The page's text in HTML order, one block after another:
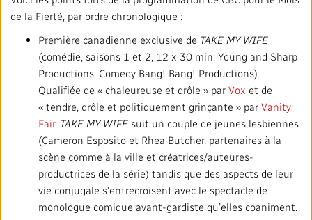
de la Fierté, par ordre chronologique :
Première canadienne exclusive de TAKE MY WIFE
(comédie, saisons 1 et 2, 12 x 30 min, Young and Sharp
Productions, Comedy Bang! Bang! Productions).
Qualifiée de « chaleureuse et drôle » par Vox et de
« tendre, drôle et politiquement grinçante » par Vanity
Fair, TAKE MY WIFE suit un couple de jeunes lesbiennes
(Cameron Esposito et Rhea Butcher, partenaires à la
scène comme à la ville et créatrices/auteures-
productrices de la série) tandis que des aspects de leur
vie conjugale s’entrecroisent avec le spectacle de
monologue comique avant-gardiste qu’elles coaniment.